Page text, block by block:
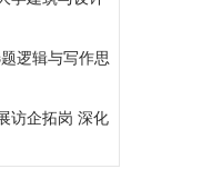
逻辑与写作思
访企拓岗 深化